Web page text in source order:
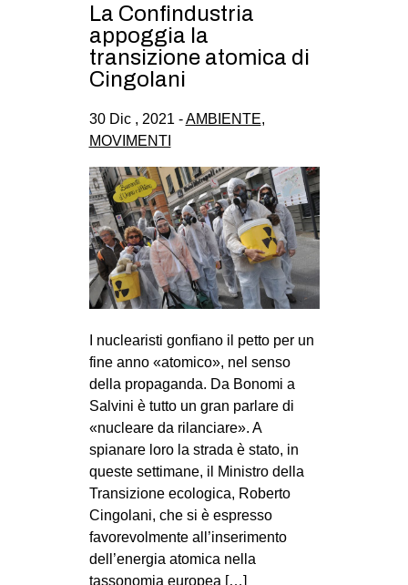
La Confindustria
appoggia la
transizione atomica di
Cingolani
30 Dic , 2021 -AMBIENTE,
MOVIMENTI
I nuclearisti gonfiano il petto per un
fine anno «atomico», nel senso
della propaganda. Da Bonomi a
Salvini è tutto un gran parlare di
«nucleare da rilanciare». A
spianare loro la strada è stato, in
queste settimane, il Ministro della
Transizione ecologica, Roberto
Cingolani, che si è espresso
favorevolmente all’inserimento
dell’energia atomica nella
tassonomia europea […]